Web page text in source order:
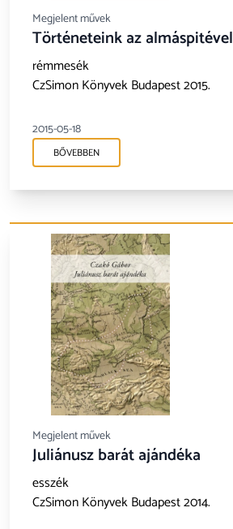
Megjelent művek
Történeteink az almáspitével
rémmesék
CzSimon Könyvek Budapest 2015.
2015-05-18
BŐVEBBEN
Megjelent művek
Juliánusz barát ajándéka
esszék
CzSimon Könyvek Budapest 2014.